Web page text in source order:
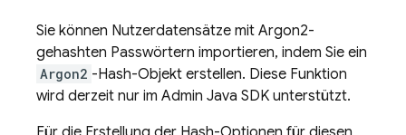
Sie können Nutzerdatensätze mit Argon2-
gehashten Passwörtern importieren, indem Sie ein
Argon2 -Hash-Objekt erstellen. Diese Funktion
wird derzeit nur im Admin Java SDK unterstützt.